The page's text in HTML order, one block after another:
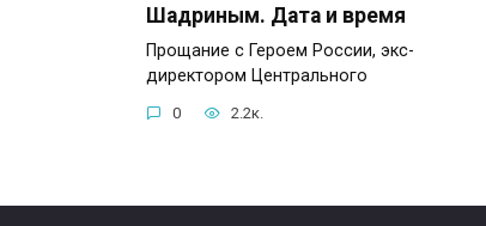
Шадриным. Дата и время
Прощание с Героем России, экс-
директором Центрального
0 2.2к.